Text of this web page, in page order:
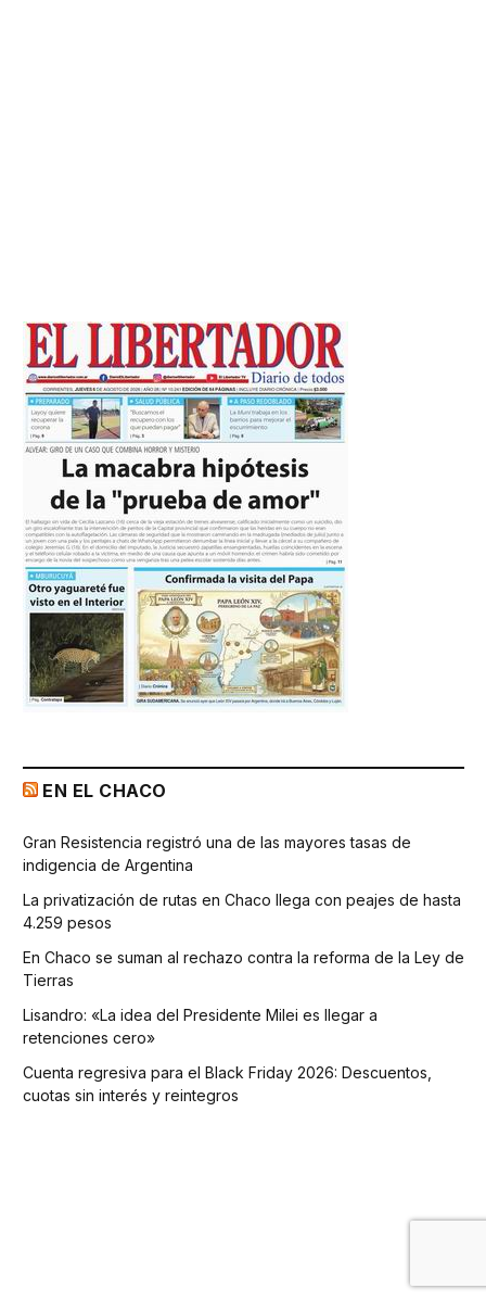
EN EL CHACO
Gran Resistencia registró una de las mayores tasas de
indigencia de Argentina
La privatización de rutas en Chaco llega con peajes de hasta
4.259 pesos
En Chaco se suman al rechazo contra la reforma de la Ley de
Tierras
Lisandro: «La idea del Presidente Milei es llegar a
retenciones cero»
Cuenta regresiva para el Black Friday 2026: Descuentos,
cuotas sin interés y reintegros